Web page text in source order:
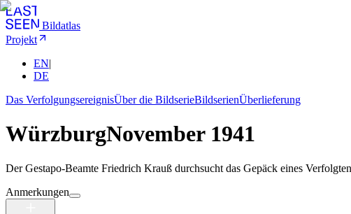
Bildatlas
Projekt
EN|
DE
Das VerfolgungsereignisÜber die BildserieBildserienÜberlieferung
WürzburgNovember 1941
Der Gestapo-Beamte Friedrich Krauß durchsucht das Gepäck eines
Anmerkungen